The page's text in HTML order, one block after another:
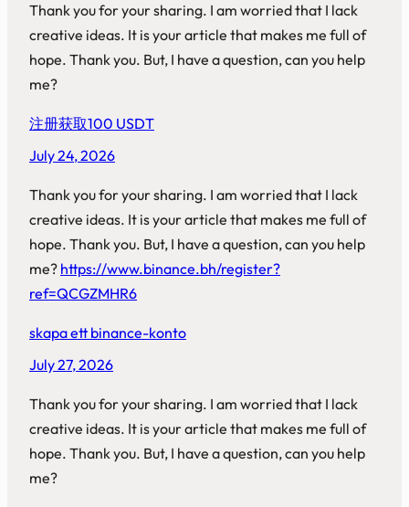
Thank you for your sharing. I am worried that I lack
creative ideas. It is your article that makes me full of
hope. Thank you. But, I have a question, can you help
me?
注册获取100 USDT
July 24, 2026
Thank you for your sharing. I am worried that I lack
creative ideas. It is your article that makes me full of
hope. Thank you. But, I have a question, can you help
me? https://www.binance.bh/register?
ref=QCGZMHR6
skapa ett binance-konto
July 27, 2026
Thank you for your sharing. I am worried that I lack
creative ideas. It is your article that makes me full of
hope. Thank you. But, I have a question, can you help
me?